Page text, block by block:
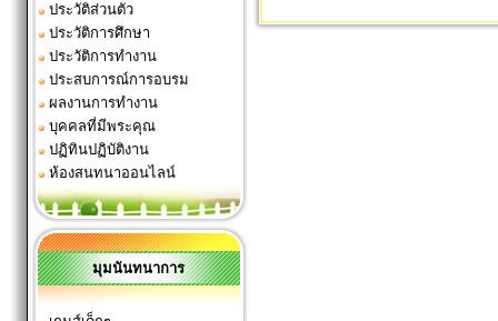
ประวัติส่วนตัว
ประวัติการศึกษา
ประวัติการทำงาน
ประสบการณ์การอบรม
ผลงานการทำงาน
บุคคลที่มีพระคุณ
ปฏิทินปฏิบัติงาน
ห้องสนทนาออนไลน์
มุมนันทนาการ